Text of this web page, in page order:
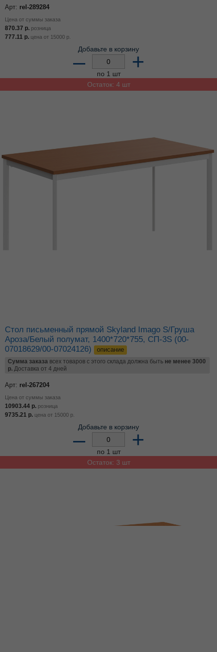
Арт: rel-289284
Цена от суммы заказа
870.37 р. розница
777.11 р. цена от 15000 р.
Добавьте в корзину
– +
по 1 шт
Остаток: 4 шт
Стол письменный прямой Skyland Imago S/Груша
Ароза/Белый полумат, 1400*720*755, СП-3S (00-
07018629/00-07024126)
описание
Сумма заказа всех товаров с этого склада должна быть не менее 3000
р. Доставка от 4 дней
Арт: rel-267204
Цена от суммы заказа
10903.44 р. розница
9735.21 р. цена от 15000 р.
Добавьте в корзину
– +
по 1 шт
Остаток: 3 шт